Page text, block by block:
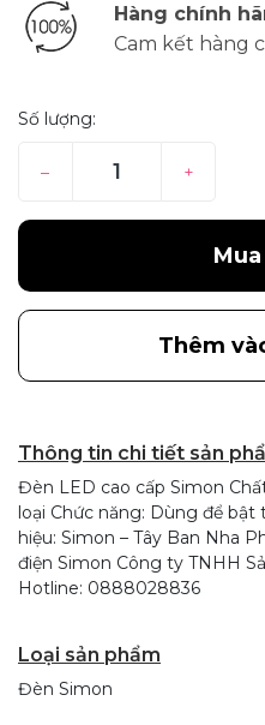
Hàng chính
Cam kết hàng
Số lượng:
– +
Thêm
Thông tin chi tiết sản
Đèn LED cao cấp Simon
loại Chức năng: Dùng để
hiệu: Simon – Tây Ban Nha
điện Simon Công ty TNHH
Hotline: 0888028836
Loại sản phẩm
Đèn Simon